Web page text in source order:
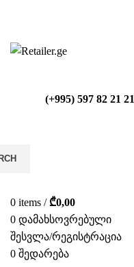
(+995) 597 82 21 21
0 items / ₾0,00
0 დამახსოვრებული
შესვლა/რეგისტრაცია
0 შედარება